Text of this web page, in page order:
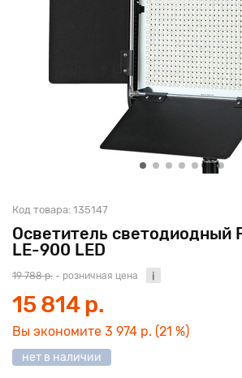
Осветитель светодиодный
LE-900 LED
Код товара: 135147
19 788 р. - розничная цена
15 814 р.
Вы экономите 3 974 р. (21 %)
нет в наличии